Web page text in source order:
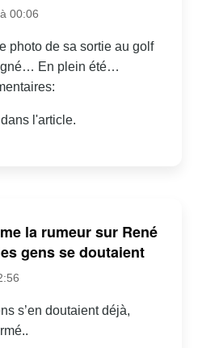
00:06
photo de sa sortie au golf
En plein été…
l'article.
la rumeur sur René
gens se doutaient
s’en doutaient déjà,